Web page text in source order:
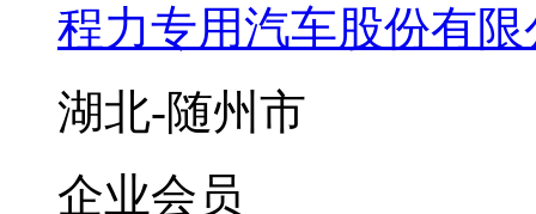
程力专用汽车股份有
湖北-随州市
企业会员